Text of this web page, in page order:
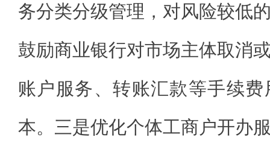
务分类分级管理，对风险较低
鼓励商业银行对市场主体取消
账户服务、转账汇款等手续
本。三是优化个体工商户开办